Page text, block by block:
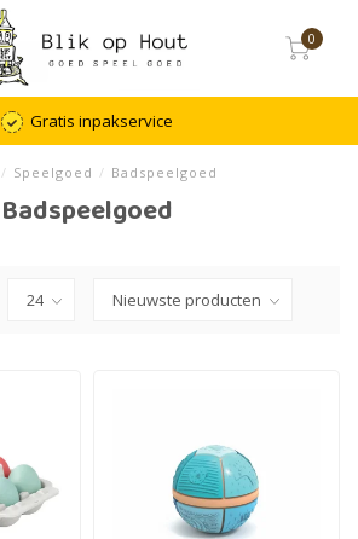
0
Gratis inpakservice
/ Speelgoed / Badspeelgoed
Badspeelgoed